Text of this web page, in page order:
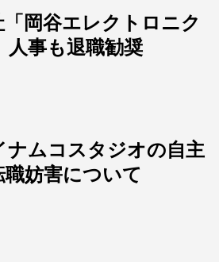
「岡谷エレクトロニク
人事も退職勧奨
ナムコスタジオの自主
妨害について